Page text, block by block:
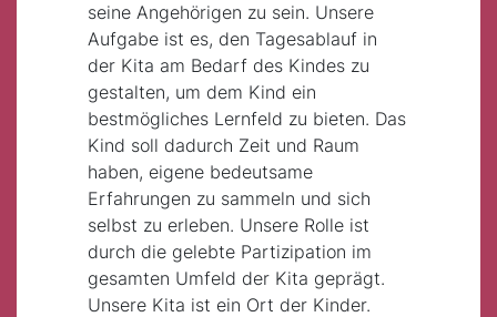
seine Angehörigen zu sein. Unsere
Aufgabe ist es, den Tagesablauf in
der Kita am Bedarf des Kindes zu
gestalten, um dem Kind ein
bestmögliches Lernfeld zu bieten. Das
Kind soll dadurch Zeit und Raum
haben, eigene bedeutsame
Erfahrungen zu sammeln und sich
selbst zu erleben. Unsere Rolle ist
durch die gelebte Partizipation im
gesamten Umfeld der Kita geprägt.
Unsere Kita ist ein Ort der Kinder.